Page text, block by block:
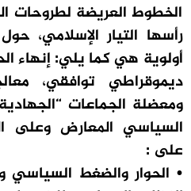
الخطوط العريضة لطروحات
رأسها التيار الإسلامي،
أولوية هي كما يلي: إنهاء
ديموقراطي توافقي،
ومعضلة الجماعات
السياسي المعارض وعلى
على :
• الحوار والضغط السياسي